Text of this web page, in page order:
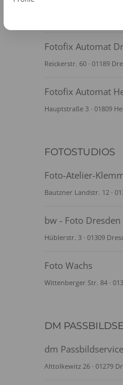
Fotofix Automat
Reickerstr. 60 · 01189
Fotofix Automat
Hauptstraße 3 · 01809
FOTOSTUDIOS
Foto-Atelier-
Bautzner Landstr. 12 ·
bw - Foto Dresden
Hüblerstr. 3 · 01309
Foto Wachs
Wittenberger Str. 84 ·
DM
dm Passbildservice
Alttolkewitz 26 · 01279